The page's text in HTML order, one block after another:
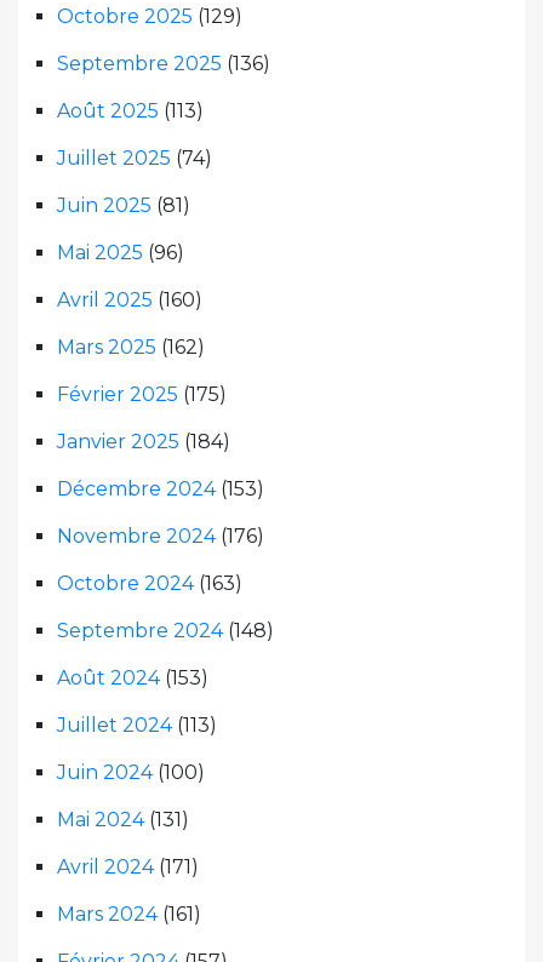
Octobre 2025 (129)
Septembre 2025 (136)
Août 2025 (113)
Juillet 2025 (74)
Juin 2025 (81)
Mai 2025 (96)
Avril 2025 (160)
Mars 2025 (162)
Février 2025 (175)
Janvier 2025 (184)
Décembre 2024(153)
Novembre 2024(176)
Octobre 2024(163)
Septembre 2024(148)
Août 2024(153)
Juillet 2024(113)
Juin 2024(100)
Mai 2024(131)
Avril 2024(171)
Mars 2024(161)